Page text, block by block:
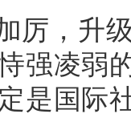
厉，升
强凌弱
是国际